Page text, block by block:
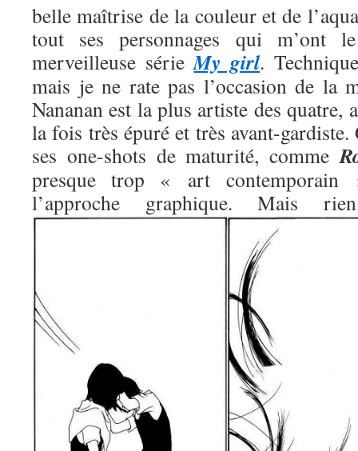
belle maîtrise de la couleur et de
tout ses personnages qui m’ont
merveilleuse sérieMy girl.
mais je ne rate pas l’occasion de la
Nananan est la plus artiste des quatre,
la fois très épuré et très avant-
ses one-shots de maturité, comme
presque trop « art contemporain
l’approche graphique. Mais